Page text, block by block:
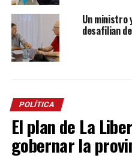
Un ministro
desafilian
POLÍTICA
El plan de La
gobernar la